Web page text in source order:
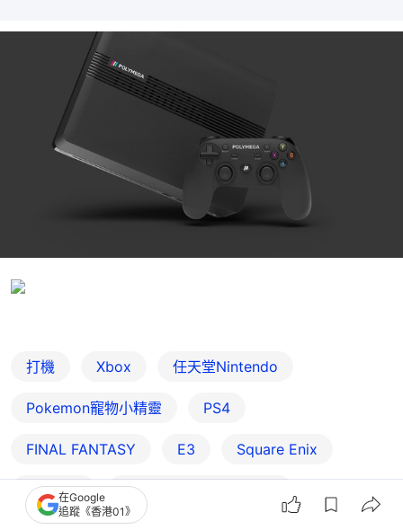
打機 Xbox 任天堂Nintendo
Pokemon寵物小精靈 PS4
FINAL FANTASY E3 Square Enix
PS4 Pro 任天堂Nintendo Switch
在Google
追蹤《香港01》